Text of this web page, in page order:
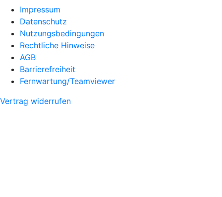
Impressum
Datenschutz
Nutzungsbedingungen
Rechtliche Hinweise
AGB
Barrierefreiheit
Fernwartung/Teamviewer
Vertrag widerrufen